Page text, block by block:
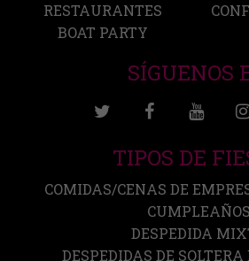
RESTAURANTES
BOAT PARTY
SÍGUENOS
TIPOS DE
COMIDAS/CENAS DE
CUMPLEAÑOS
DESPEDIDA
DESPEDIDAS DE